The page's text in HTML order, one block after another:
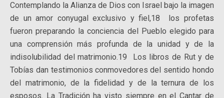
Contemplando la Alianza de Dios con Israel bajo la imagen
de un amor conyugal exclusivo y fiel,18 los profetas
fueron preparando la conciencia del Pueblo elegido para
una comprensión más profunda de la unidad y de la
indisolubilidad del matrimonio.19 Los libros de Rut y de
Tobías dan testimonios conmovedores del sentido hondo
del matrimonio, de la fidelidad y de la ternura de los
esposos. La Tradición ha visto siempre en el Cantar de